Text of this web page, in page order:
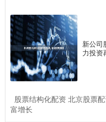
新公司
力投资
股票结构化配资 北京股票
富增长